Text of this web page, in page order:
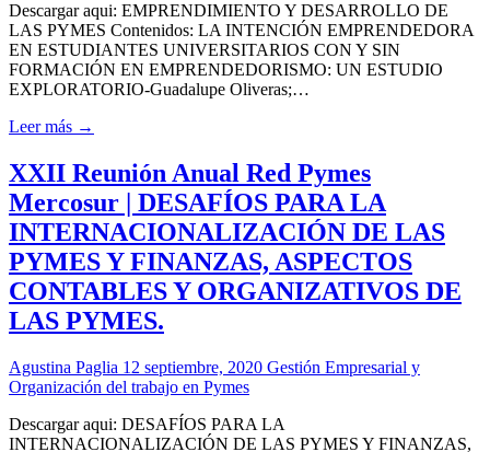
Descargar aqui: EMPRENDIMIENTO Y DESARROLLO DE
LAS PYMES Contenidos: LA INTENCIÓN EMPRENDEDORA
EN ESTUDIANTES UNIVERSITARIOS CON Y SIN
FORMACIÓN EN EMPRENDEDORISMO: UN ESTUDIO
EXPLORATORIO-Guadalupe Oliveras;…
Leer más →
XXII Reunión Anual Red Pymes
Mercosur | DESAFÍOS PARA LA
INTERNACIONALIZACIÓN DE LAS
PYMES Y FINANZAS, ASPECTOS
CONTABLES Y ORGANIZATIVOS DE
LAS PYMES.
Agustina Paglia 12 septiembre, 2020 Gestión Empresarial y
Organización del trabajo en Pymes
Descargar aqui: DESAFÍOS PARA LA
INTERNACIONALIZACIÓN DE LAS PYMES Y FINANZAS,